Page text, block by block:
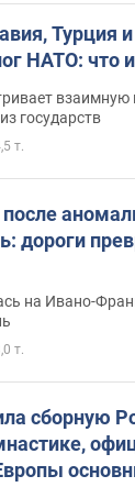
Турция
НАТО: что
взаимную
государств
т.
после
дороги
на Ивано-
т.
сборную